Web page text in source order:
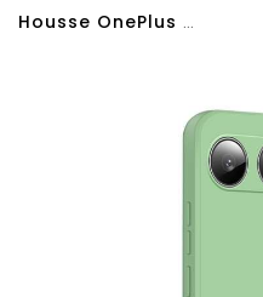
Housse OnePlus Nord 4 Texture De Crocodile